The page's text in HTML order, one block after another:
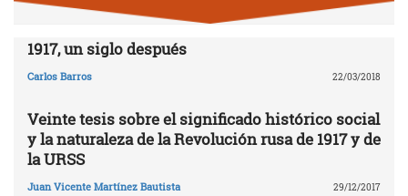
1917, un siglo después
Carlos Barros 22/03/2018
Veinte tesis sobre el significado histórico social
y la naturaleza de la Revolución rusa de 1917 y de
la URSS
Juan Vicente Martínez Bautista 29/12/2017